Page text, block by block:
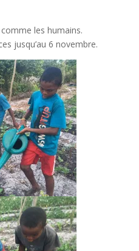
les humains.
jusqu’au 6 novembre.